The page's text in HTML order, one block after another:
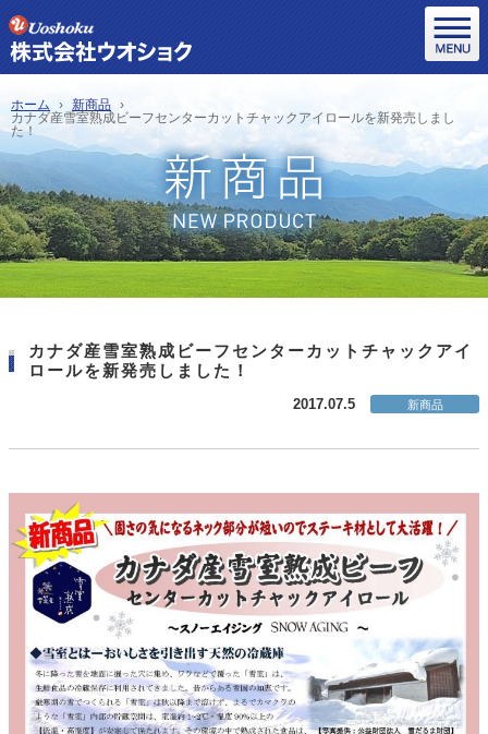
ホーム
新商品
カナダ産雪室熟成ビーフセンターカットチャックアイロールを新発売しまし
た！
カナダ産雪室熟成ビーフセンターカットチャックアイ
ロールを新発売しました！
2017.07.5 新商品